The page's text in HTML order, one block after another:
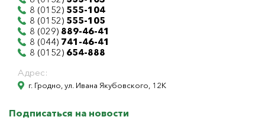
8 (0152) 555-104
8 (0152) 555-105
8 (029) 889-46-41
8 (044) 741-46-41
8 (0152) 654-888
Адрес:
г. Гродно, ул. Ивана Якубовского, 12К
Подписаться на новости